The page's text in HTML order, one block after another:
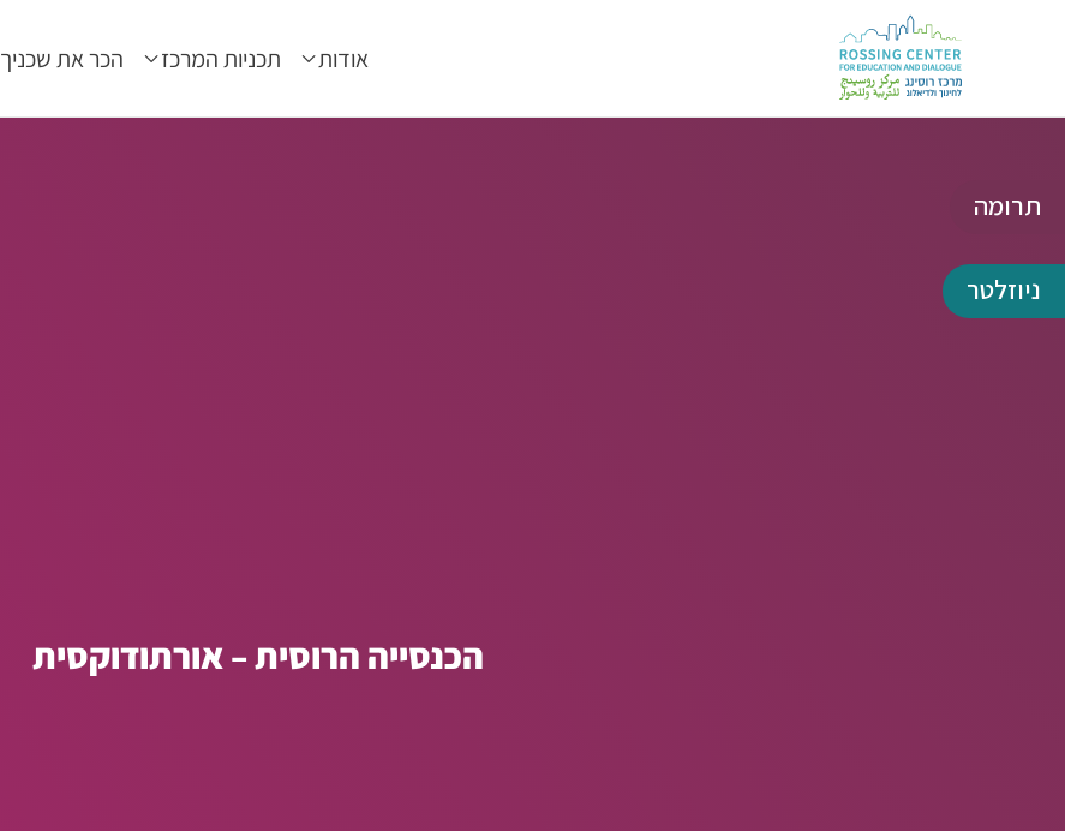
אודות תכניות המרכז הכר את שכניך
הכנסייה הרוסית – אורתודוקסית
תרומה
ניוזלטר